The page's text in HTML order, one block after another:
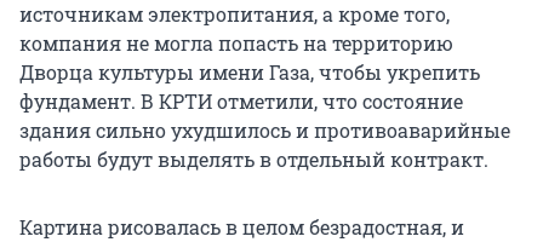
источникам электропитания, а кроме того,
компания не могла попасть на территорию
Дворца культуры имени Газа, чтобы укрепить
фундамент. В КРТИ отметили, что состояние
здания сильно ухудшилось и противоаварийные
работы будут выделять в отдельный контракт.
Картина рисовалась в целом безрадостная, и